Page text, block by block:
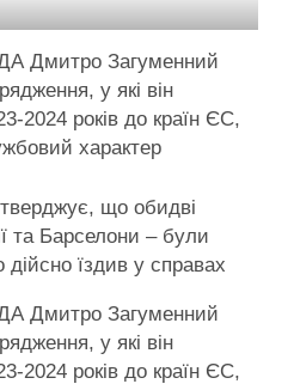
Дмитро Загуменний
у які він
2024 років до країн ЄС,
характер
що обидві
та Барселони – були
їздив у справах
Дмитро Загуменний
у які він
2024 років до країн ЄС,